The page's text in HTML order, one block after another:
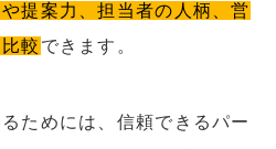
提案力、担当者の人柄、営
較 できます。
ためには、信頼できるパー